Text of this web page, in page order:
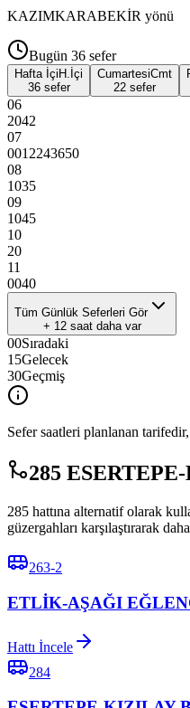
KAZIMKARABEKİR yönü
Bugün 36 sefer
Hafta İçi H.İçi
36 sefer
CumartesiCmt
22 sefer
06
2042
07
0012243650
08
1035
09
1045
10
20
11
0040
Tüm Günlük Seferleri Gör
+ 12saat daha var
00Sıradaki
15Gelecek
30Geçmiş
Sefer saatleri planlanan
285
285 hattına alternatif olarak
güzergahları karşılaştırarak
263-2
ETLİK-AŞAĞI
Hattı İncele
284